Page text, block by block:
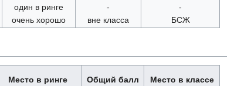
один в ринге
очень хорошо
-
вне класса
-
БСЖ
Место в ринге
Общий балл
Место в классе